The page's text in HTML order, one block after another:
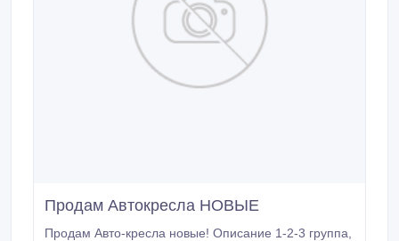
Продам Автокресла НОВЫЕ
Продам Авто-кресла новые! Описание 1-2-3 группа,